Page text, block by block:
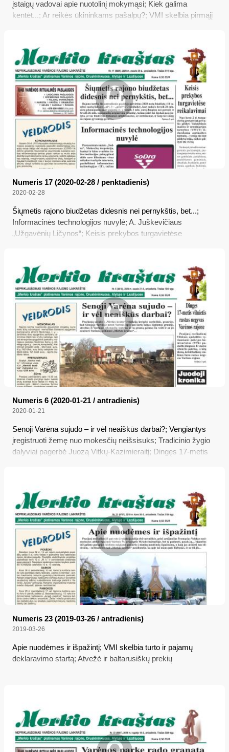
įstaigų vadovai apie nuotolinį mokymąsi; Kiek galima
kentėt...; Ar reikės ūkininkams pašalpų?; VMI skelbia pirmąjį
Numeris 17 (2020-02-28 / penktadienis)
2020-02-28
Šiųmetis rajono biudžetas didesnis nei pernykštis, bet...;
Informacinės technologijos nuvylė; A. Juškevičiaus
„Užgavėnių Ličynos“; Keisis prekybos turgavietėse
Numeris 6 (2020-01-21 / antradienis)
2020-01-21
Senoji Varėna sujudo – ir vėl neaiškūs darbai?; Vengiantys
įregistruoti žemę nuo mokesčių neišsisuks; Tradicinio žygio
dalyviai pagerbė Juozą Vitkų-Kazimieraitį; Dingęs 17-metis
Numeris 23 (2019-03-26 / antradienis)
2019-03-26
Apie nuodėmes ir išpažintį; VMI skelbia turto ir pajamų
deklaravimo startą; Atvežė ir baltarusiškų prekių